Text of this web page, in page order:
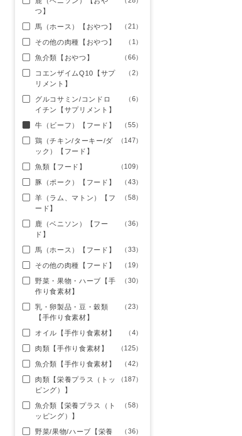
つ】
馬（ホース）【おやつ】 （21）
その他の肉種【おやつ】 （1）
魚介類【おやつ】 （66）
コエンザイムQ10【サプ
リメント】
（2）
グルコサミン/コンドロ
イチン【サプリメント】
（6）
牛（ビーフ）【フード】 （55）
鶏（チキン/ターキー/ダ
ック）【フード】
（147）
魚類【フード】 （109）
豚（ポーク）【フード】 （43）
羊（ラム、マトン）【フ
ード】
（58）
鹿（ベニソン）【フー
ド】
（36）
馬（ホース）【フード】 （33）
その他の肉種【フード】 （19）
野菜・果物・ハーブ【手
作り食素材】
（30）
乳・卵製品・豆・穀類
【手作り食素材】
（23）
オイル【手作り食素材】 （4）
肉類【手作り食素材】 （125）
魚介類【手作り食素材】 （42）
肉類【栄養プラス（トッ
ピング）】
（187）
魚介類【栄養プラス（ト
ッピング）】
（58）
野菜/果物/ハーブ【栄養
（36）